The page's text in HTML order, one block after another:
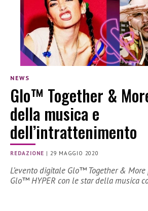
NEWS
Glo™ Together &
della musica e
dell’intrattenimento
REDAZIONE | 29 MAGGIO 2020
L’evento digitale Glo™ Together &
Glo™ HYPER con le star della musica